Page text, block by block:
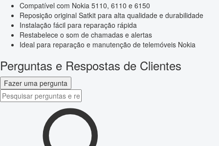
Compatível com Nokia 5110, 6110 e 6150
Reposição original Satkit para alta qualidade e durabilidade
Instalação fácil para reparação rápida
Restabelece o som de chamadas e alertas
Ideal para reparação e manutenção de telemóveis Nokia
Perguntas e Respostas de Clientes
Fazer uma pergunta